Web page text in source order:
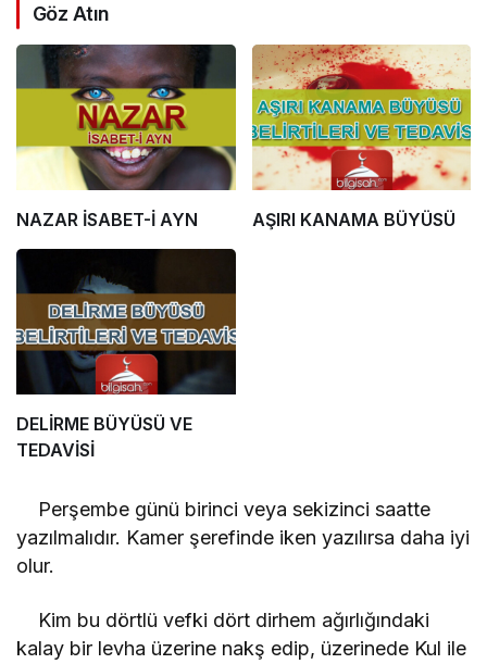
Göz Atın
NAZAR İSABET-İ AYN AŞIRI KANAMA BÜYÜSÜ
DELİRME BÜYÜSÜ VE
TEDAVİSİ
Perşembe günü birinci veya sekizinci saatte
yazılmalıdır. Kamer şerefinde iken yazılırsa daha iyi
olur.
Kim bu dörtlü vefki dört dirhem ağırlığındaki
kalay bir levha üzerine nakş edip, üzerinede Kul ile